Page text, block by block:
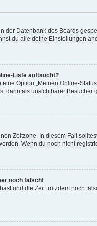
Datenbank des Boards
du alle deine Einstellungen
Liste auftaucht?
Option „Meinen Online-
dann als unsichtbarer Besucher
Zeitzone. In diesem Fall
Wenn du noch nicht
noch falsch!
und die Zeit trotzdem noch